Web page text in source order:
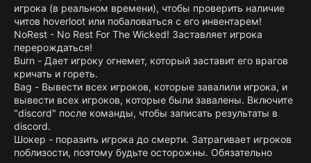
игрока (в реальном времени), чтобы проверить наличие
читов hoverloot или побаловаться с его инвентарем!
NoRest - No Rest For The Wicked! Заставляет игрока
перерождаться!
Burn - Дает игроку огнемет, который заставит его врагов
кричать и гореть.
Bag - Вывести всех игроков, которые завалили игрока, и
вывести всех игроков, которые были завалены. Включите
"discord" после команды, чтобы записать результаты в
discord.
Шокер - поразить игрока до смерти. Затрагивает игроков
поблизости, поэтому будьте осторожны. Обязательно